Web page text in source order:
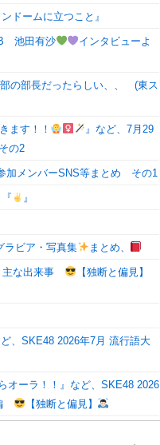
ドームに立つこと』
池田有沙
インタビューよ
の部長だったらしい、、 (東ス
ます！！
』など、7月29
の2
加メンバーSNS等まとめ その1
』
ラビア・写真集 まとめ、
主な出来事 【独断と偏見】
、SKE48 2026年7月 流行語大
ーラ！！』など、SKE48 2026
【独断と偏見】